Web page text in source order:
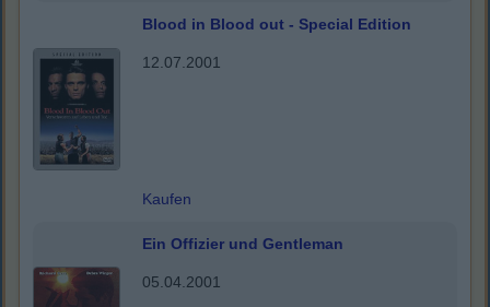
Blood in Blood out - Special Edition
12.07.2001
Kaufen
Ein Offizier und Gentleman
05.04.2001